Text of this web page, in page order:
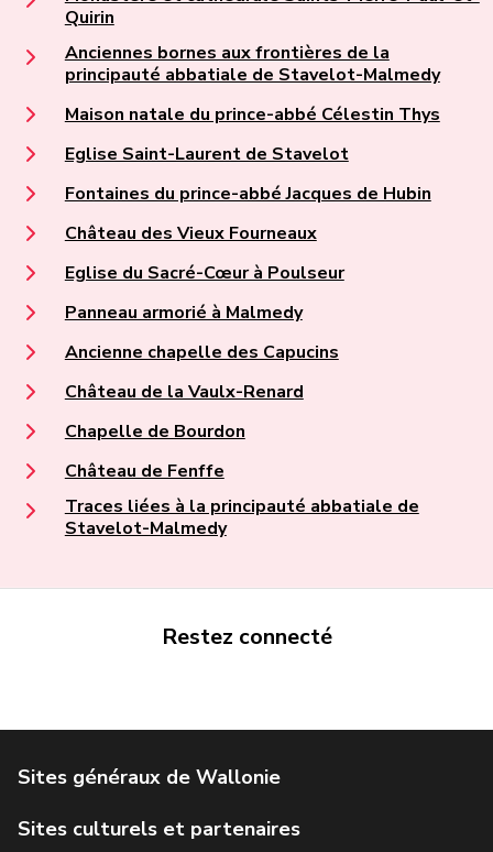
Quirin
Anciennes bornes aux frontières de la
principauté abbatiale de Stavelot-Malmedy
Maison natale du prince-abbé Célestin Thys
Eglise Saint-Laurent de Stavelot
Fontaines du prince-abbé Jacques de Hubin
Château des Vieux Fourneaux
Eglise du Sacré-Cœur à Poulseur
Panneau armorié à Malmedy
Ancienne chapelle des Capucins
Château de la Vaulx-Renard
Chapelle de Bourdon
Château de Fenffe
Traces liées à la principauté abbatiale de
Stavelot-Malmedy
Restez connecté
Service public de Wallonie